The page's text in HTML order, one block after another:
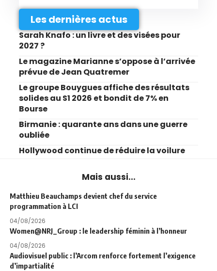
Les dernières actus
Sarah Knafo : un livre et des visées pour
2027 ?
Le magazine Marianne s’oppose à l’arrivée
prévue de Jean Quatremer
Le groupe Bouygues affiche des résultats
solides au S1 2026 et bondit de 7% en
Bourse
Birmanie : quarante ans dans une guerre
oubliée
Hollywood continue de réduire la voilure
Mais aussi...
Matthieu Beauchamps devient chef du service
programmation à LCI
04/08/2026
Women@NRJ_Group : le leadership féminin à l’honneur
04/08/2026
Audiovisuel public : l’Arcom renforce fortement l’exigence
d’impartialité